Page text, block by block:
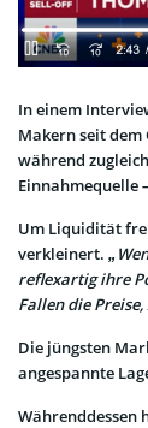
In einem
Makern seit dem
während
Einnahmequelle
Um Liquidität
verkleinert.
reflexartig ihre
Fallen die
Die jüngsten
angespannte
Währenddessen